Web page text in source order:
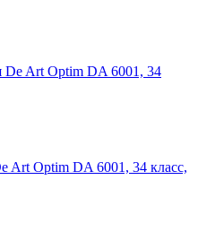
Art Optim DA 6001, 34 класс,